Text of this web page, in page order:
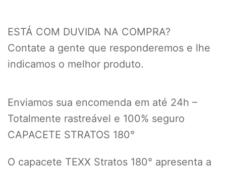
ESTÁ COM DUVIDA NA COMPRA?
Contate a gente que responderemos e lhe
indicamos o melhor produto.
Enviamos sua encomenda em até 24h –
Totalmente rastreável e 100% seguro
CAPACETE STRATOS 180°
O capacete TEXX Stratos 180° apresenta a